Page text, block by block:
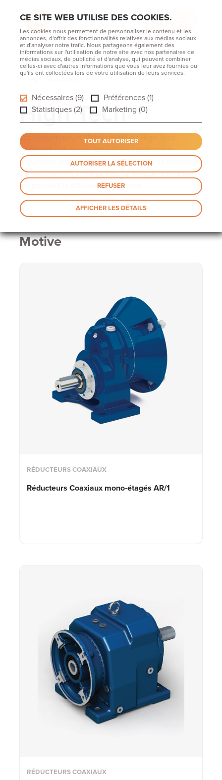
CE SITE WEB UTILISE DES COOKIES.
Les cookies nous permettent de personnaliser le contenu et les
annonces, d'offrir des fonctionnalités relatives aux médias sociaux
et d'analyser notre trafic. Nous partageons également des
informations sur l'utilisation de notre site avec nos partenaires de
médias sociaux, de publicité et d'analyse, qui peuvent combiner
celles-ci avec d'autres informations que vous leur avez fournies ou
qu'ils ont collectées lors de votre utilisation de leurs services.
Nécessaires (9)
Préférences (1)
Statistiques (2)
Marketing (0)
TOUT AUTORISER
AUTORISER LA SÉLECTION
REFUSER
AFFICHER LES DÉTAILS
MENU
High Tech
Les Réducteurs et Motoréducteurs High Tech
déploient son mieux lorsque les applications
requièrent des prestations très élevées en présence
de sollicitations continuelles. La longue résistance
est pourtant la solution la meilleure.
Motive
RÉDUCTEURS COAXIAUX
Réducteurs Coaxiaux mono-étagés AR/1
RÉDUCTEURS COAXIAUX